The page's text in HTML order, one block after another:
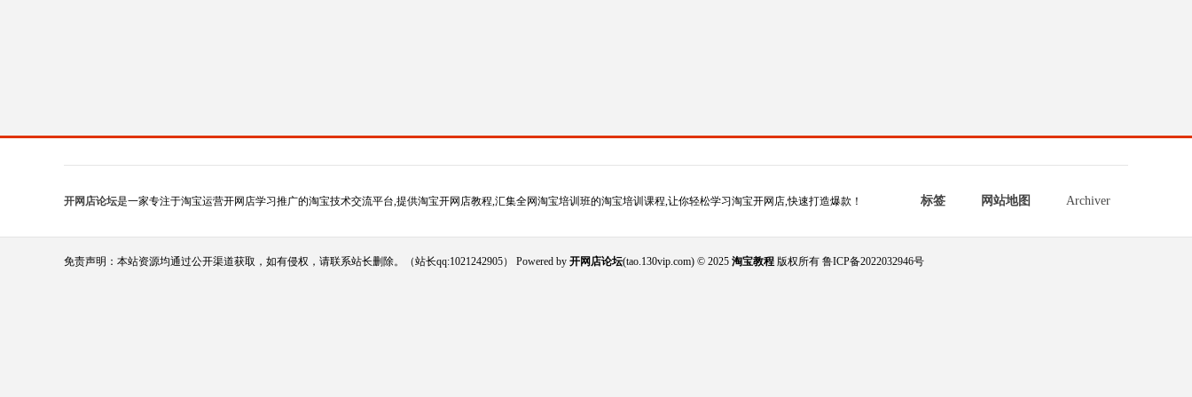
开网店论坛是一家专注于淘宝运营开网店学习推广的淘宝技术交流平台,提供淘宝开网店教程,汇集全网淘宝培训班的淘宝培训课程,让你轻松学习淘宝开网店,快速打造爆款！ 标签 网站地图 Archiver
免责声明：本站资源均通过公开渠道获取，如有侵权，请联系站长删除。（站长qq:1021242905） Powered by 开网店论坛(tao.130vip.com) © 2025 淘宝教程 版权所有 鲁ICP备2022032946号